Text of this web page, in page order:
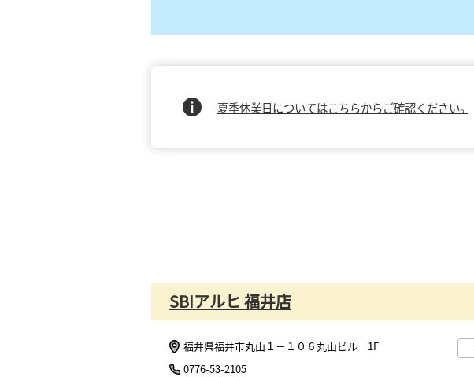
夏季休業日についてはこちらからご確認ください。
SBIアルヒ 福井店
福井県福井市丸山１－１０６丸山ビル 1F
0776-53-2105